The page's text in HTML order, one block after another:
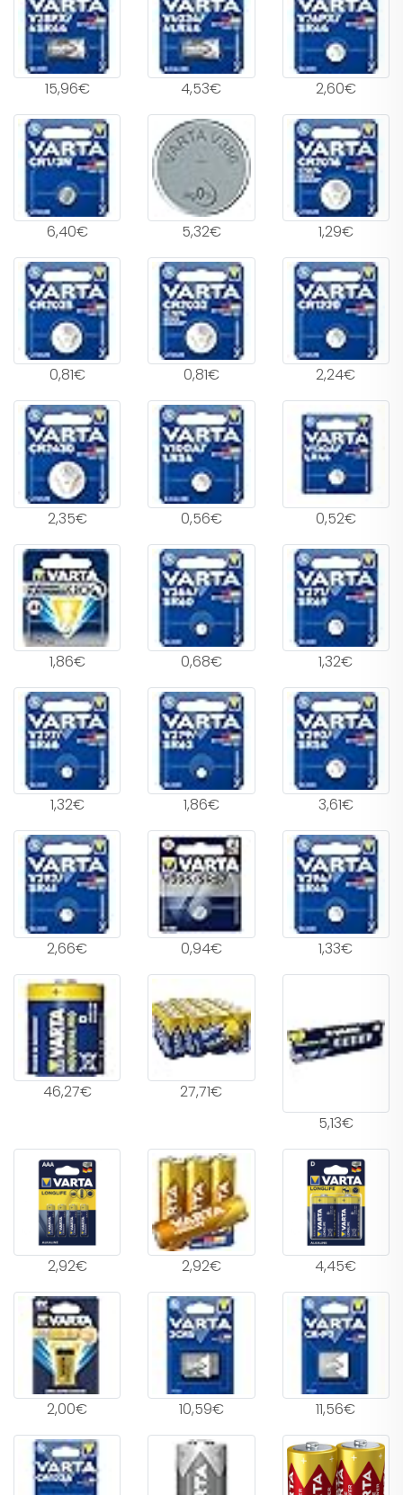
15,96€ 4,53€ 2,60€
6,40€ 5,32€ 1,29€
0,81€ 0,81€ 2,24€
2,35€ 0,56€ 0,52€
1,86€ 0,68€ 1,32€
1,32€ 1,86€ 3,61€
2,66€ 0,94€ 1,33€
46,27€
27,71€
5,13€
2,92€ 2,92€ 4,45€
2,00€ 10,59€ 11,56€